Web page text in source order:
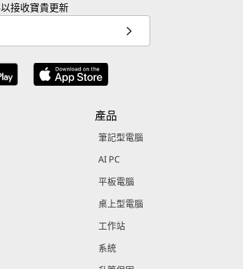
接收寶貴更新
產品
筆記型電腦
AI PC
平板電腦
桌上型電腦
工作站
系統